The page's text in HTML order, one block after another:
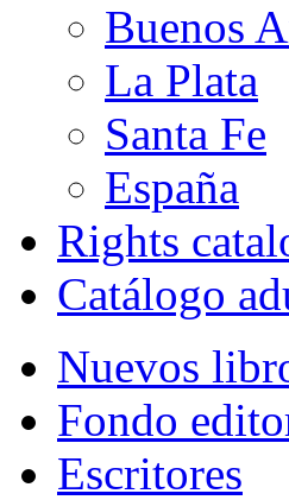
Buenos
La Plata
Santa Fe
España
Rights
Catálogo
Nuevos
Fondo
Escritores